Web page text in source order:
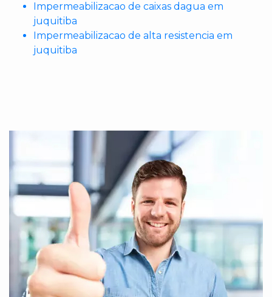
Impermeabilizacao de caixas dagua em
juquitiba
Impermeabilizacao de alta resistencia em
juquitiba